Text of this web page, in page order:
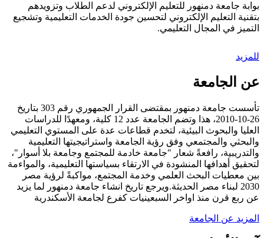
بوابة جامعة دمنهور للتعليم الإلكتروني لدعم الطلاب وتزويدهم
بتقنية التعليم الإلكتروني لتحسين جودة الخدمات التعليمية وتشجيع
التميز في المجال التعليمي.
للمزيد
عن الجامعة
تأسست جامعة دمنهور بمقتضى القرار الجمهوري رقم 303 بتاريخ
26-10-2010، هذا وتضم الجامعة عدد 12 كلية، ومعهدًا للدراسات
العليا والبحوث البيئية، لتخدم قطاعات عدة على المستوي التعليمي
والبحثي والمجتمعي وفق رؤية الجامعة واستراتيجيتها التعليمية
والتدريبية، رافعةً شعار "جامعة خادمة للمجتمع وجامعة بلا أسوار"،
لتحقيق أهدافها المنشودة في الارتقاء بسياستها التعليمية، والمواءمة
بين معطيات البحث العلمي وخدمة المجتمع، مواكبةً لرؤية مصر
2030 لبناء مصر الحديثة.ويرجع تاريخ انشاء جامعة دمنهور لما يزيد
عن ربع قرن منذ اواخر السبعينيات كفرع لجامعة الأسكندرية
المزيد عن الجامعة